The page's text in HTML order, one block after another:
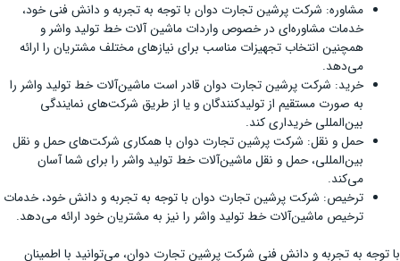
مشاوره: شرکت پرشین تجارت دوان با توجه به تجربه و دانش فنی خود،
خدمات مشاوره‌ای در خصوص واردات ماشین ‌آلات خط تولید واشر و
همچنین انتخاب تجهیزات مناسب برای نیازهای مختلف مشتریان را ارائه
می‌دهد.
خرید: شرکت پرشین تجارت دوان قادر است ماشین‌آلات خط تولید واشر را
به صورت مستقیم از تولیدکنندگان و یا از طریق شرکت‌های نمایندگی
بین‌المللی خریداری کند.
حمل و نقل: شرکت پرشین تجارت دوان با همکاری شرکت‌های حمل و نقل
بین‌المللی، حمل و نقل ماشین‌آلات خط تولید واشر را برای شما آسان
می‌کند.
ترخیص: شرکت پرشین تجارت دوان با توجه به تجربه و دانش خود، خدمات
ترخیص ماشین‌آلات خط تولید واشر را نیز به مشتریان خود ارائه می‌دهد.
با توجه به تجربه و دانش فنی شرکت پرشین تجارت دوان، می‌توانید با اطمینان